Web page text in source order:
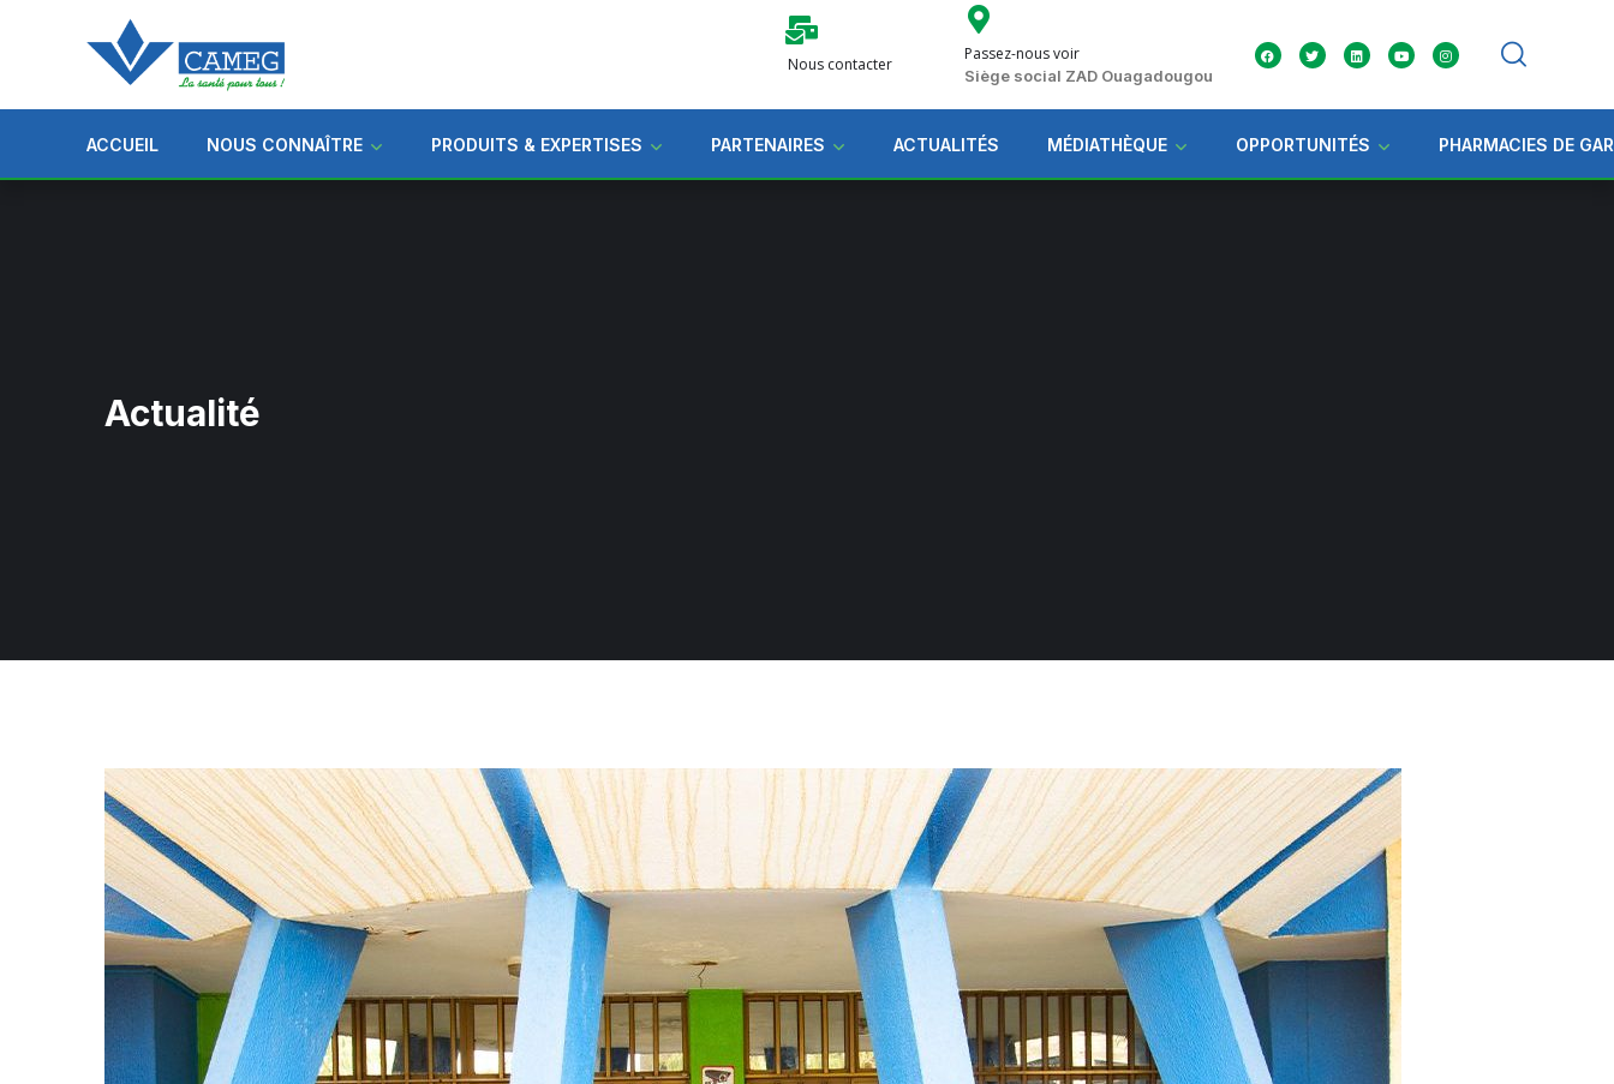
Nous contacter
Passez-nous voir
Siège social ZAD Ouagadougou
ACCUEIL NOUS CONNAÎTRE PRODUITS & EXPERTISES PARTENAIRES ACTUALITÉS MÉDIATHÈQUE OPPORTUNITÉS PHARMACIES DE
Actualité